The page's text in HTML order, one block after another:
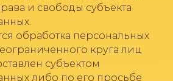
и свободы субъекта
обработка персональных
круга лиц
субъектом
либо по его просьбе